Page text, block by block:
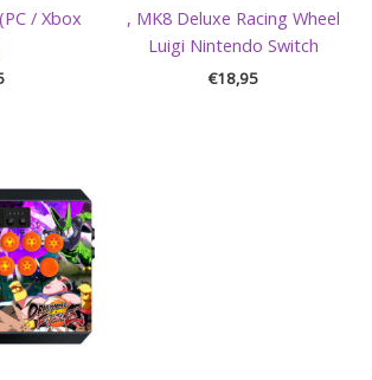
/ Xbox
, MK8 Deluxe Racing Wheel
Luigi Nintendo Switch
€18,95